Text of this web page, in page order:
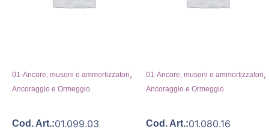
01-Ancore, musoni e ammortizzatori,
Ancoraggio e Ormeggio
Cod. Art.:01.099.03
01-Ancore, musoni e ammortizzatori,
Ancoraggio e Ormeggio
Cod. Art.:01.080.16